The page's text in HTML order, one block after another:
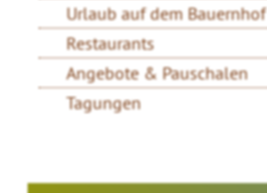
Urlaub auf dem Bauernhof
Restaurants
Angebote & Pauschalen
Tagungen